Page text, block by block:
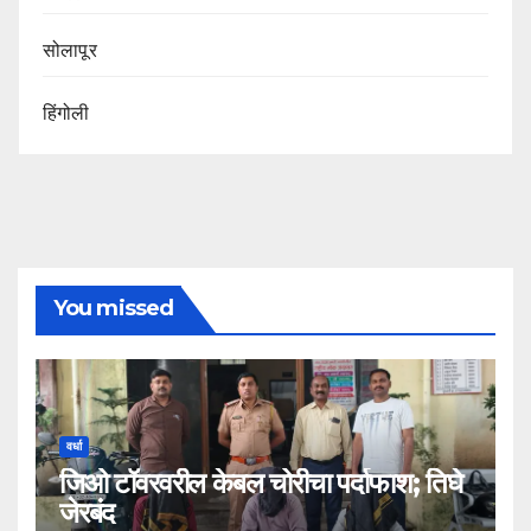
सोलापूर
हिंगोली
You missed
वर्धा
जिओ टॉवरवरील केबल चोरीचा पर्दाफाश; तिघे
जेरबंद